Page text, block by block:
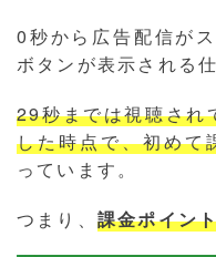
0秒から広告配信が
ボタンが表示される
29秒までは視聴され
した時点で、初めて
っています。
つまり、 課金ポイン